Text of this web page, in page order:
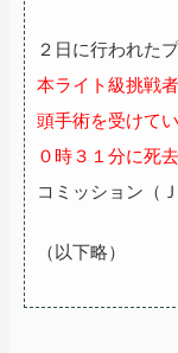
２日に行われた
本ライト級挑戦
頭手術を受けて
０時３１分に死
コミッション（
（以下略）